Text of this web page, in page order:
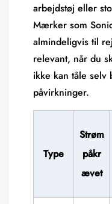
arbejdstøj eller
Mærker som
almindeligvis til
relevant, når du
ikke kan tåle selv
påvirkninger.
Type
Strøm
påkr
ævet